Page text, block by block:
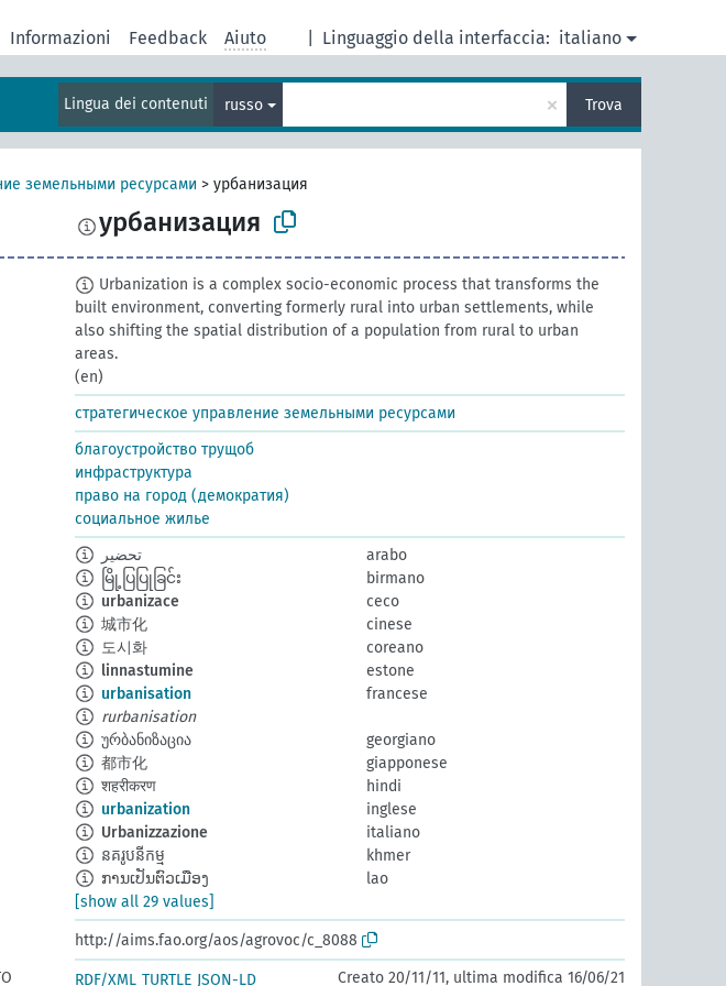
Linguaggio della interfaccia: italiano
Informazioni Feedback Aiuto
Lingua dei contenuti russo × Trova
земельными ресурсами > урбанизация
урбанизация
Urbanization is a complex socio-economic process that transforms the
built environment, converting formerly rural into urban settlements, while
also shifting the spatial distribution of a population from rural to urban
areas.
(en)
стратегическое управление земельными ресурсами
благоустройство трущоб
инфраструктура
право на город (демократия)
социальное жилье
تحضير
arabo
မြို့ပြပြုခြင်း
birmano
urbanizace
ceco
城市化
cinese
도시화
coreano
linnastumine
estone
urbanisation
francese
rurbanisation
ურბანიზაცია
georgiano
都市化
giapponese
शहरीकरण
hindi
urbanization
inglese
Urbanizzazione
italiano
នគរូបនីកម្ម
khmer
ການເປັນຕົວເມືອງ
lao
[show all 29 values]
http://aims.fao.org/aos/agrovoc/c_8088
RDF/XML TURTLE JSON-LD Creato 20/11/11, ultima modifica 16/06/21